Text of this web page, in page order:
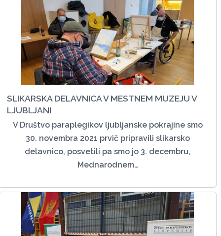
SLIKARSKA DELAVNICA V MESTNEM MUZEJU V
LJUBLJANI
V Društvo paraplegikov ljubljanske pokrajine smo
30. novembra 2021 prvič pripravili slikarsko
delavnico, posvetili pa smo jo 3. decembru,
Mednarodnem…